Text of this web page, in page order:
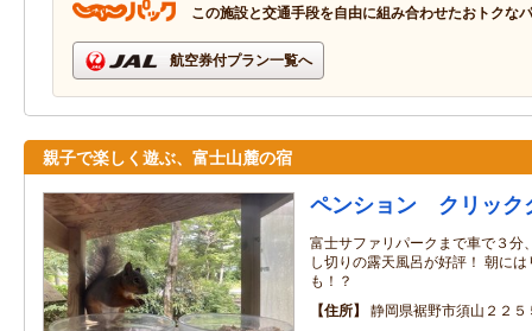
この施設と交通手段を自由に組み合わせたおトクな
航空券付プラン一覧へ
親子で楽しく遊ぶ、富士山麓の宿
ペンション クリック
富士サファリパークまで車で３分
し切りの露天風呂が好評！ 朝に
も！？
住所
静岡県裾野市須山２２５